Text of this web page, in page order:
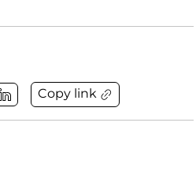
Copy link